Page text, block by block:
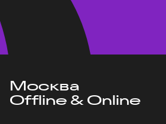
Москва
Offline & Online